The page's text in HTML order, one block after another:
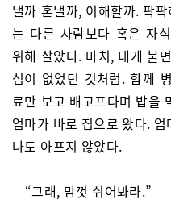
낼까 혼낼까, 이해할까. 팍
는 다른 사람보다 혹은 자
위해 살았다. 마치, 내게 불
심이 없었던 것처럼. 함께
료만 보고 배고프다며 밥을
엄마가 바로 집으로 왔다.
나도 아프지 않았다.
“그래, 맘껏 쉬어봐라.”